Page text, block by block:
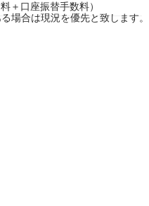
＋口座振替手数料）
場合は現況を優先と致します。